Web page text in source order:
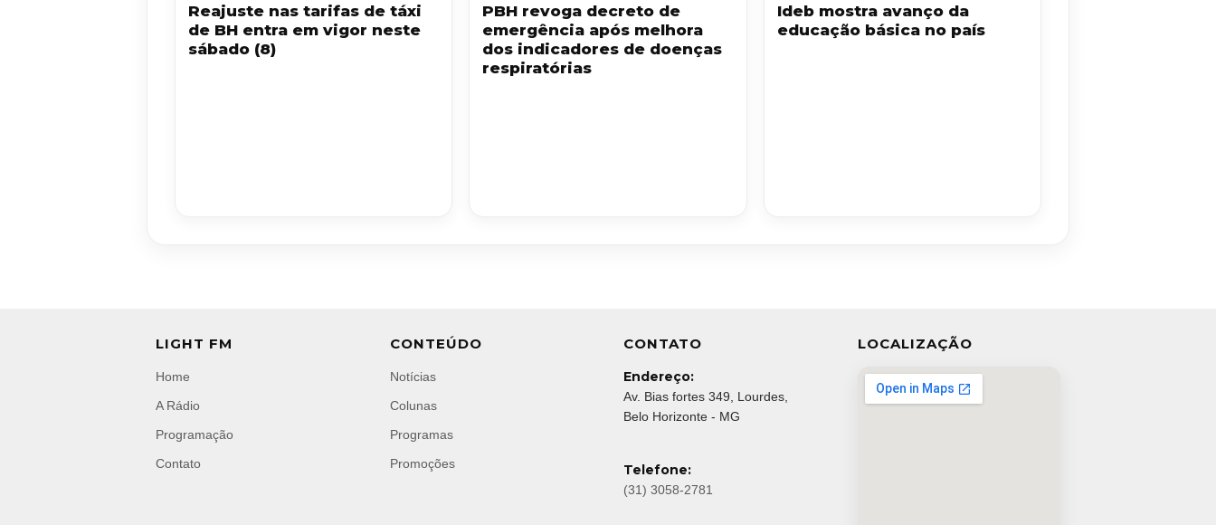
Reajuste nas tarifas de táxi
de BH entra em vigor neste
sábado (8)
PBH revoga decreto de
emergência após melhora
dos indicadores de doenças
respiratórias
Ideb mostra avanço da
educação básica no país
LIGHT FM
Home
A Rádio
Programação
Contato
CONTEÚDO
Notícias
Colunas
Programas
Promoções
CONTATO
Endereço:
Av. Bias fortes 349, Lourdes,
Belo Horizonte - MG
Telefone:
(31) 3058-2781
LOCALIZAÇÃO